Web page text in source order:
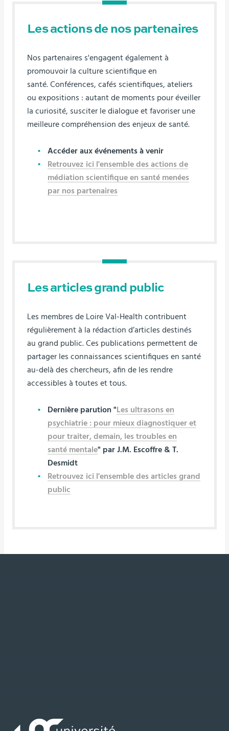
Les actions de nos partenaires
Nos partenaires s'engagent également à
promouvoir la culture scientifique en
santé. Conférences, cafés scientifiques, ateliers
ou expositions : autant de moments pour éveiller
la curiosité, susciter le dialogue et favoriser une
meilleure compréhension des enjeux de santé.
Accéder aux événements à venir
Retrouvez ici l'ensemble des actions de
médiation scientifique en santé menées
par nos partenaires
Les articles grand public
Les membres de Loire Val-Health contribuent
régulièrement à la rédaction d’articles destinés
au grand public. Ces publications permettent de
partager les connaissances scientifiques en santé
au-delà des chercheurs, afin de les rendre
accessibles à toutes et tous.
Dernière parution "Les ultrasons en
psychiatrie : pour mieux diagnostiquer et
pour traiter, demain, les troubles en
santé mentale" par J.M. Escoffre & T.
Desmidt
Retrouvez ici l'ensemble des articles grand
public